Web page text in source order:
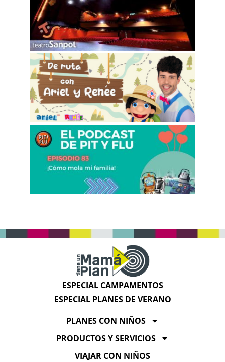
ESPECIAL CAMPAMENTOS
ESPECIAL PLANES DE VERANO
PLANES CON NIÑOS
PRODUCTOS Y SERVICIOS
VIAJAR CON NIÑOS